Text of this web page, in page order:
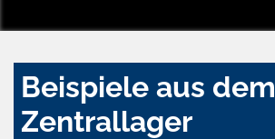
Beispiele aus dem
Zentrallager